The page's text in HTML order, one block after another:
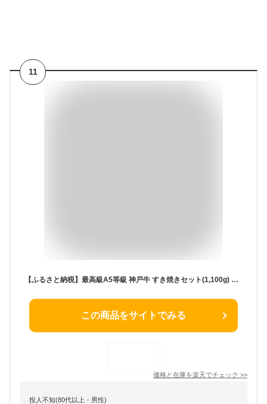
11
【ふるさと納税】最高級A5等級 神戸牛 すき焼きセット(1,100g) ［神戸牛専門店 神戸ぐりる工房］ | 兵庫 兵庫県 神戸 神戸市 お取り寄せ ご当地 特産品 お土産 楽天ふるさと ふるさと 納税 返礼品 お礼の品 牛肉 神戸牛 すき焼き 霜降り肉 赤身 モモ すき焼きセット A5ランク
この商品をサイトでみる
価格と在庫を楽天でチェック >>
投人不知(80代以上・男性)